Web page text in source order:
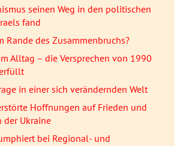
seinen Weg in den politischen
fand
Rande des Zusammenbruchs?
Alltag – die Versprechen von 1990
in einer sich verändernden Welt
Hoffnungen auf Frieden und
der Ukraine
bei Regional- und